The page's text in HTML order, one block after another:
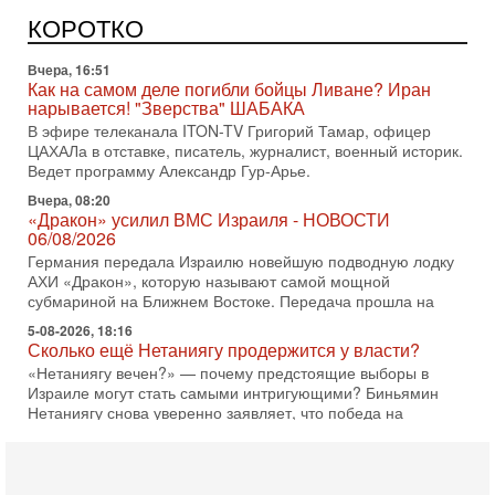
КОРОТКО
АХИ «Дракон» (Drakon), которая уже стала самой дорогой
субмариной в истории ЦАХАЛ. Но почему её
Вчера, 16:51
Как на самом деле погибли бойцы Ливане? Иран
нарывается! "Зверства" ШАБАКА
В эфире телеканала ITON-TV Григорий Тамар, офицер
ЦАХАЛа в отставке, писатель, журналист, военный историк.
Ведет программу Александр Гур-Арье.
Вчера, 08:20
«Дракон» усилил ВМС Израиля - НОВОСТИ
06/08/2026
Германия передала Израилю новейшую подводную лодку
АХИ «Дракон», которую называют самой мощной
субмариной на Ближнем Востоке. Передача прошла на
5-08-2026, 18:16
Сколько ещё Нетаниягу продержится у власти?
«Нетаниягу вечен?» — почему предстоящие выборы в
Израиле могут стать самыми интригующими? Биньямин
Нетаниягу снова уверенно заявляет, что победа на